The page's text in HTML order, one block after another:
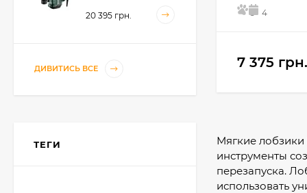
5 4
7 375 грн.
Мягкие лобзики
инструменты
перезапуска.
использовать
20 395 грн.
Акумуляторний
ДИВИТИСЬ ВСЕ
ТЕГИ